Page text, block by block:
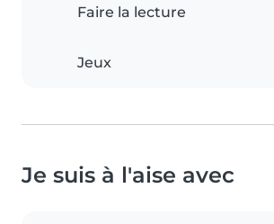
Faire la lecture
Jeux
Je suis à l'aise avec